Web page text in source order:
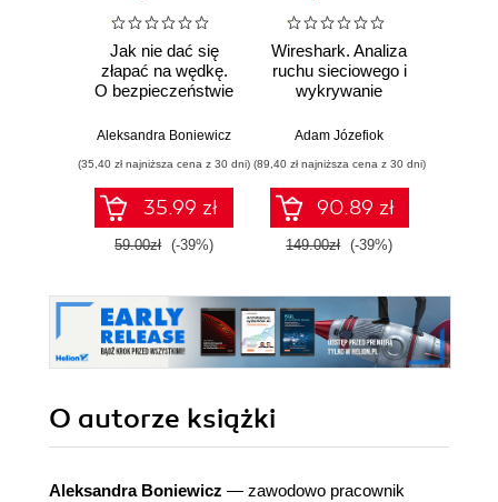
Jak nie dać się
złapać na wędkę.
O bezpieczeństwie
mobilnych
Aleksandra Boniewicz
(35,40 zł najniższa cena z 30 dni)
35.99 zł
59.00zł (-39%)
Wireshark. Analiza
ruchu sieciowego i
wykrywanie
Adam Józefiok
(89,40 zł najniższa cena z 30 dni)
90.89 zł
149.00zł (-39%)
O autorze książki
Aleksandra Boniewicz ― zawodowo pracownik